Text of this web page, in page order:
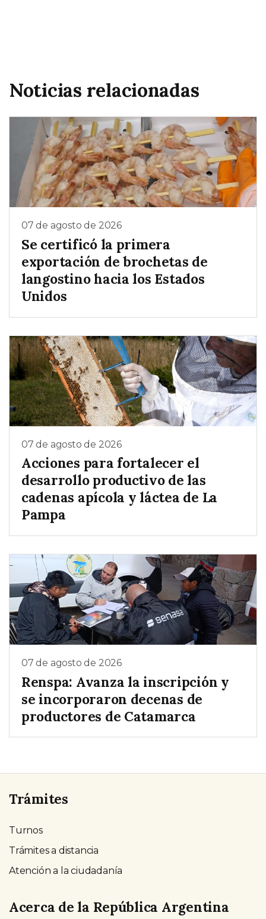
Noticias relacionadas
07 de agosto de 2026
Se certificó la primera
exportación de brochetas de
langostino hacia los Estados
Unidos
07 de agosto de 2026
Acciones para fortalecer el
desarrollo productivo de las
cadenas apícola y láctea de La
Pampa
07 de agosto de 2026
Renspa: Avanza la inscripción y
se incorporaron decenas de
productores de Catamarca
Trámites
Turnos
Trámites a distancia
Atención a la ciudadanía
Acerca de la República Argentina